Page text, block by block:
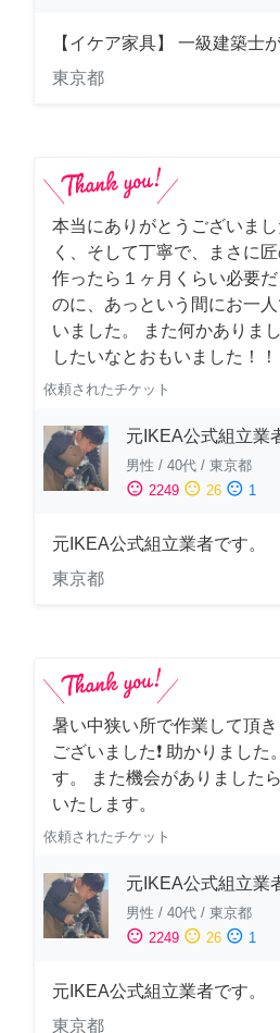
【イケア家具】 一級建築士
東京都
本当にありがとうございま
く、そして丁寧で、まさに
作ったら１ヶ月くらい必要
のに、あっという間にお一
いました。 また何かありま
したいなとおもいました！！
依頼されたチケット
元IKEA公式組立
男性 / 40代 / 東京都
sentiment_satisfied 2249 sentiment_neutral 26 sentiment_dissatisfied 1
元IKEA公式組立業者です。
東京都
暑い中狭い所で作業して頂
ございました❗️ 助かりました
す。 また機会がありました
いたします。
依頼されたチケット
元IKEA公式組立
男性 / 40代 / 東京都
sentiment_satisfied 2249 sentiment_neutral 26 sentiment_dissatisfied 1
元IKEA公式組立業者です。
東京都